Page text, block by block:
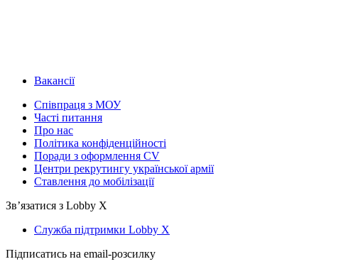
Вакансії
Співпраця з МОУ
Часті питання
Про нас
Політика конфіденційності
Поради з оформлення CV
Центри рекрутингу української армії
Ставлення до мобілізації
Звʼязатися з Lobby X
Служба підтримки Lobby X
Підписатись на email-розсилку